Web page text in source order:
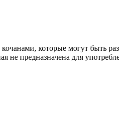
которые могут быть
не предназначена для